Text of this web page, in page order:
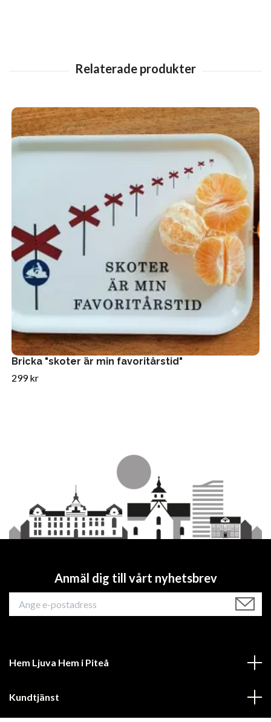
Bricka "skoter är min favoritårstid"
299 kr
Anmäl dig till vårt nyhetsbrev
Hem Ljuva Hem i Piteå
Kundtjänst